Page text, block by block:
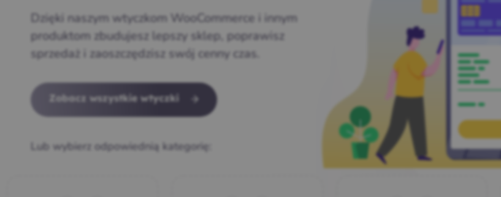
Dzięki naszym wtyczkom WooCommerce i innym
produktom zbudujesz lepszy sklep, poprawisz
sprzedaż i zaoszczędzisz swój cenny czas.
Zobacz wszystkie wtyczki
Lub wybierz odpowiednią kategorię: